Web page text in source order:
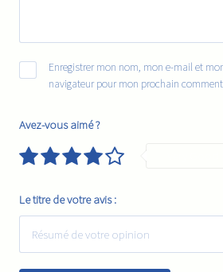
Enregistrer mon nom, mon e-mail et
navigateur pour mon prochain
Avez-vous aimé ?
Le titre de votre avis :